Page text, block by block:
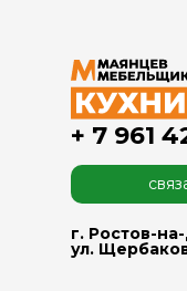
+ 7 961
г. Ростов-
ул.